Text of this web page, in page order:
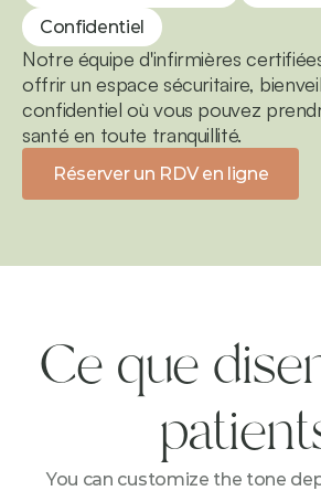
Confidentiel
Notre équipe d'infirmières
offrir un espace sécuritaire,
confidentiel où vous pouvez
santé en toute tranquillité.
Réserver un RDV en ligne
Ce que
You can customize the tone